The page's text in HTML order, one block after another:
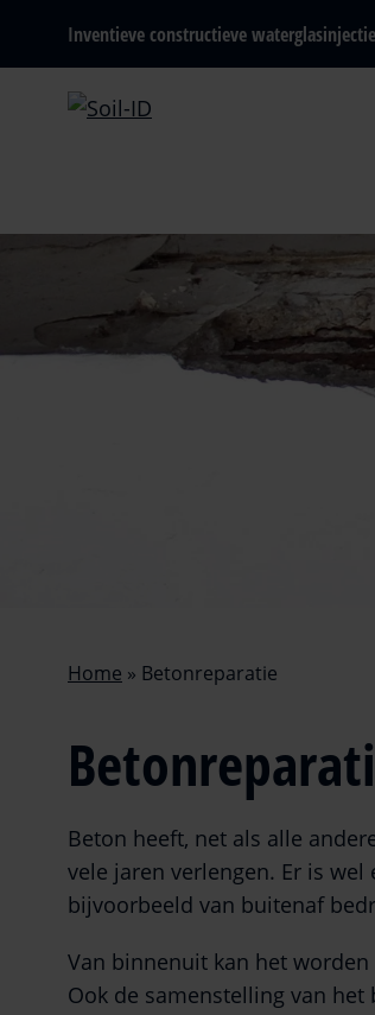
Inventieve constructieve
Home » Betonreparatie
Beton heeft, net als alle
vele jaren verlengen. Er is
bijvoorbeeld van buitenaf
Van binnenuit kan het
Ook de samenstelling van